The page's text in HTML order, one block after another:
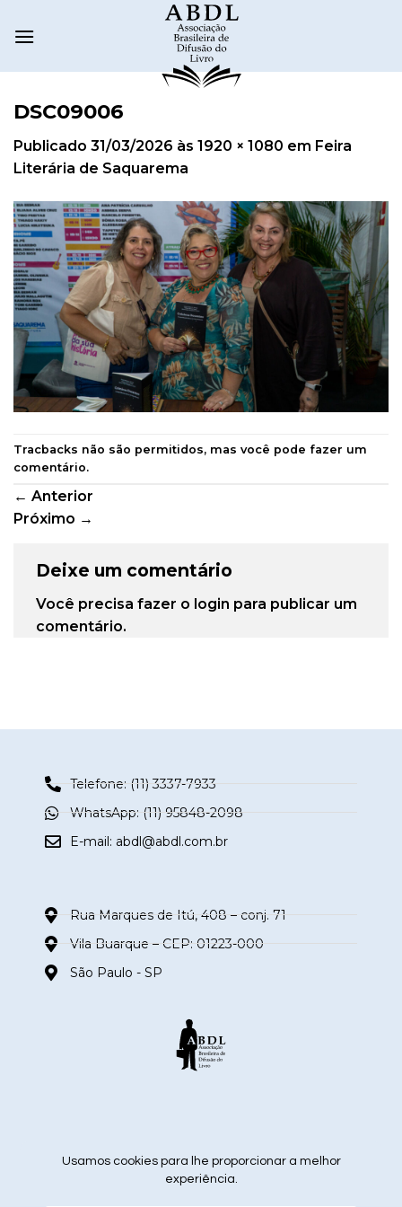
DSC09006
Publicado 31/03/2026 às 1920 × 1080 em Feira
Literária de Saquarema
Tracbacks não são permitidos, mas você pode fazer um
comentário.
← Anterior
Próximo →
Deixe um comentário
Você precisa fazer o login para publicar um
comentário.
Telefone: (11) 3337-7933
WhatsApp: (11) 95848-2098
E-mail: abdl@abdl.com.br
Rua Marques de Itú, 408 – conj. 71
Vila Buarque – CEP: 01223-000
São Paulo - SP
siga nas redes sociais
Usamos cookies para lhe proporcionar a melhor
experiência.